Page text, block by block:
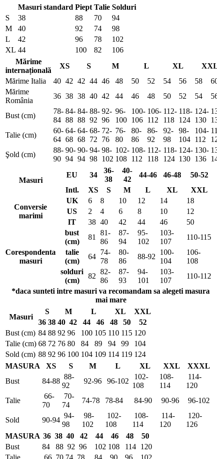
Masuri standard Piept Talie Solduri
S
38 88 70
94
M
40 92 74
98
L
42 96 78
102
XL 44 100 82
106
Mărime
internațională
XS S M L XL
Mărime Italia
40 42 42 44 46 48 50 52 54 56 58
Mărime
România
36 38 38 40 42 44 46 48 50 52 54
Bust (cm)
78-
84
84-
88
84-
88
88-
92
92-
96
96-
100
100-
106
106-
112
112-
118
118-
124
124-
130
Talie (cm)
60-
64
64-
68
64-
68
68-
72
72-
76
76-
80
80-
86
86-
92
92-
98
98-
104
104-
112
Şold (cm)
88-
90
90-
94
90-
94
94-
98
98-
102
102-
108
108-
112
112-
118
118-
124
124-
130
130-
136
Masuri
EU 34
36-
38
40-
42
44-46 46-48
50-52
Intl.
XS S M L XL XXL
Conversie
marimi
UK 6 8 10 12 14
18
US
2 4 6 8 10
12
IT
38 40 42 44 46 50
Corespondenta
masuri
bust
(cm)
81
81-
86
87-
94
95-
102
103-
107
110-115
talie
(cm)
64
74-
78
80-
86
88-92
100-
104
106-
108
solduri
(cm)
82
82-
86
87-
93
94-
101
103-
107
110-112
*daca sunteti intre masuri va recomandam sa alegeti masura
mai mare
Masuri
S M L XL
XXL
36 38 40 42 44 46 48 50
52
Bust (cm) 84 88 92 96 100 105 110 115 120
Talie (cm) 68 72 76 80 84 89 94 99
104
Sold (cm) 88 92 96 100 104 109 114 119 124
MASURA
XS S M L XL XXL
XXXL
Bust
84-88
88-
92
92-96 96-102
102-
108
108-
114
114-
120
Talie
66-
70
70-
74
74-78 78-84 84-90 90-96 96-102
Sold 90-94
94-
98
98-
102
102-
108
108-
114
114-
120
120-
126
MASURA 36 38 40 42 44 46 48
50
Bust
84 88 92 96 102 108 114 120
Talie
66 70 74 78 84 90 96 102